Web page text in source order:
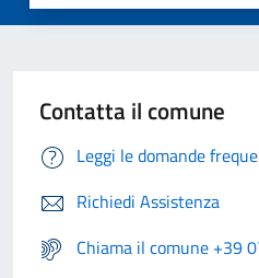
Contatta il comune
Leggi le domande
Richiedi Assistenza
Chiama il comune +39